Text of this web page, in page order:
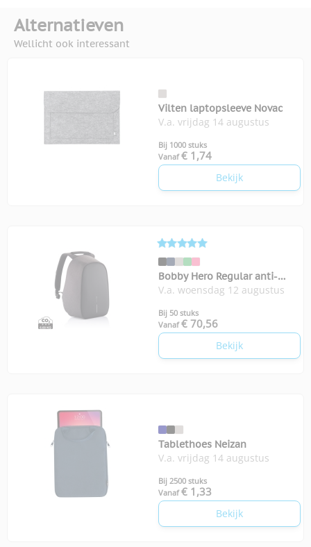
Alternatieven
Wellicht ook interessant
Vilten laptopsleeve Novac
V.a. vrijdag 14 augustus
Bij 1000 stuks
Vanaf € 1,74
Bekijk
Bobby Hero Regular anti-
diefstal rugzak
V.a. woensdag 12 augustus
Bij 50 stuks
Vanaf € 70,56
Bekijk
Tablethoes Neizan
V.a. vrijdag 14 augustus
Bij 2500 stuks
Vanaf € 1,33
Bekijk